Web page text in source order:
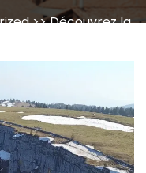
>> Découvrez la